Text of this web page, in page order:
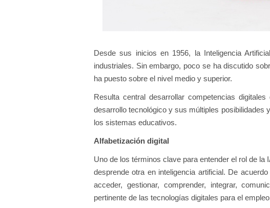
Desde sus inicios en 1956, la Inteligencia
industriales. Sin embargo, poco se ha discutido
ha puesto sobre el nivel medio y superior.
Resulta central desarrollar competencias
desarrollo tecnológico y sus múltiples posibilidades
los sistemas educativos.
Alfabetización digital
Uno de los términos clave para entender el rol de
desprende otra en inteligencia artificial. De
acceder, gestionar, comprender, integrar,
pertinente de las tecnologías digitales para el